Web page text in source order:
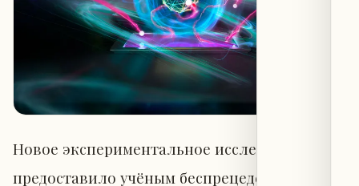
Новое экспериментальное исследование
предоставило учёным беспрецедентную